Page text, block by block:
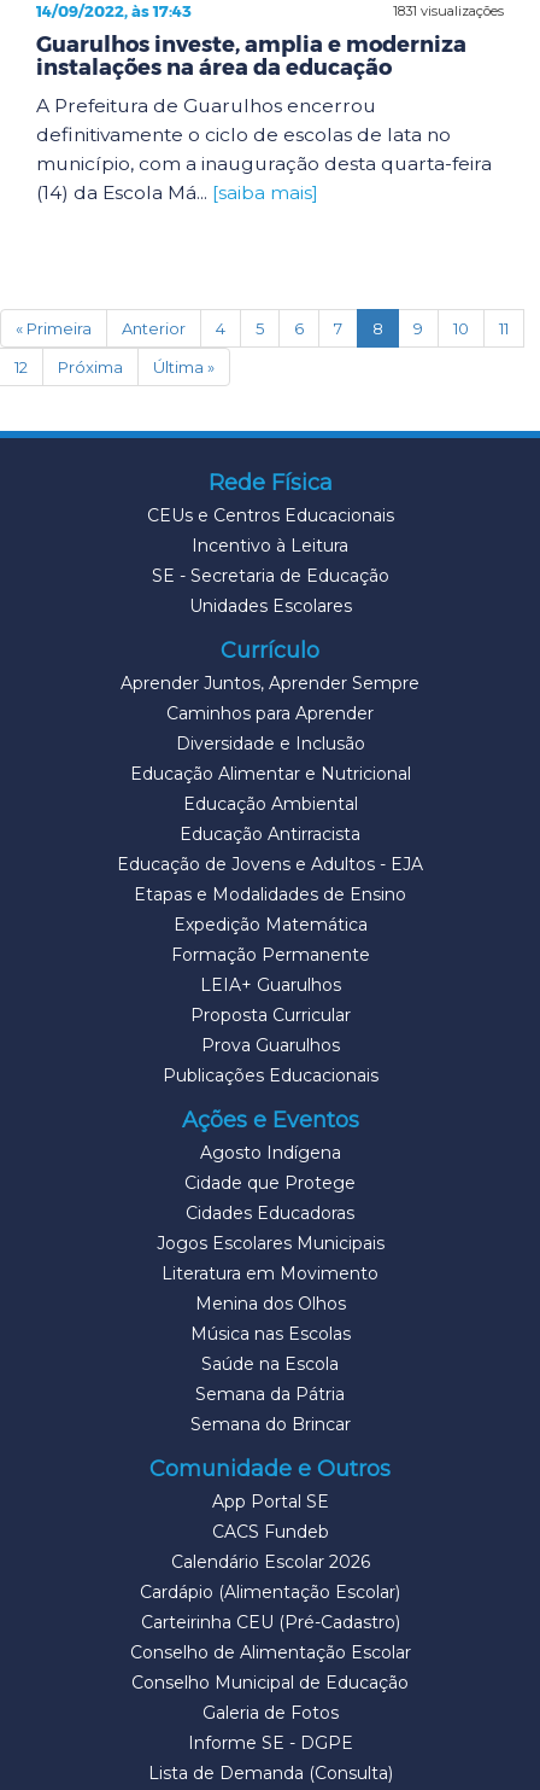
1831 visualizações
14/09/2022, às 17:43
Guarulhos investe, amplia e moderniza
instalações na área da educação
A Prefeitura de Guarulhos encerrou
definitivamente o ciclo de escolas de lata no
município, com a inauguração desta quarta-feira
(14) da Escola Má... [saiba mais]
« Primeira Anterior 4 5 6 7 8 (current)
9 10
11
12
Próxima Última »
Rede Física
CEUs e Centros Educacionais
Incentivo à Leitura
SE - Secretaria de Educação
Unidades Escolares
Currículo
Aprender Juntos, Aprender Sempre
Caminhos para Aprender
Diversidade e Inclusão
Educação Alimentar e Nutricional
Educação Ambiental
Educação Antirracista
Educação de Jovens e Adultos - EJA
Etapas e Modalidades de Ensino
Expedição Matemática
Formação Permanente
LEIA+ Guarulhos
Proposta Curricular
Prova Guarulhos
Publicações Educacionais
Ações e Eventos
Agosto Indígena
Cidade que Protege
Cidades Educadoras
Jogos Escolares Municipais
Literatura em Movimento
Menina dos Olhos
Música nas Escolas
Saúde na Escola
Semana da Pátria
Semana do Brincar
Comunidade e Outros
App Portal SE
CACS Fundeb
Calendário Escolar 2026
Cardápio (Alimentação Escolar)
Carteirinha CEU (Pré-Cadastro)
Conselho de Alimentação Escolar
Conselho Municipal de Educação
Galeria de Fotos
Informe SE - DGPE
Lista de Demanda (Consulta)